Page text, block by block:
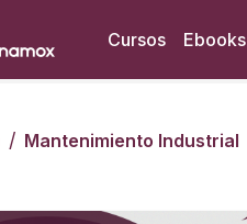
Cursos Ebooks
/ Mantenimiento Industrial